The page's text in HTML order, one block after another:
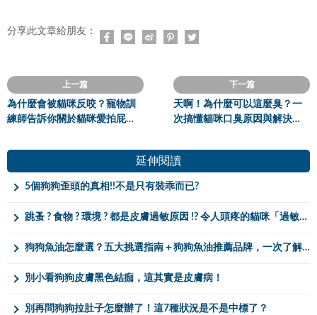
分享此文章給朋友：
上一篇
為什麼會被貓咪反咬？寵物訓
練師告訴你關於貓咪愛拍屁屁
下一篇
天啊！為什麼可以這麼臭？一
次搞懂貓咪口臭原因與解決方
延伸閱讀
5個狗狗歪頭的真相!!不是只有裝乖而已?
跳蚤 ? 食物 ? 環境 ? 都是皮膚過敏原因 !? 令人頭疼的貓咪「過敏性皮膚炎」大解密
狗狗魚油怎麼選？五大挑選指南＋狗狗魚油推薦品牌，一次了解不踩雷！
別小看狗狗皮膚黑色結痂，這其實是皮膚病！
別再問狗狗拉肚子怎麼辦了！這7種狀況是不是中標了？